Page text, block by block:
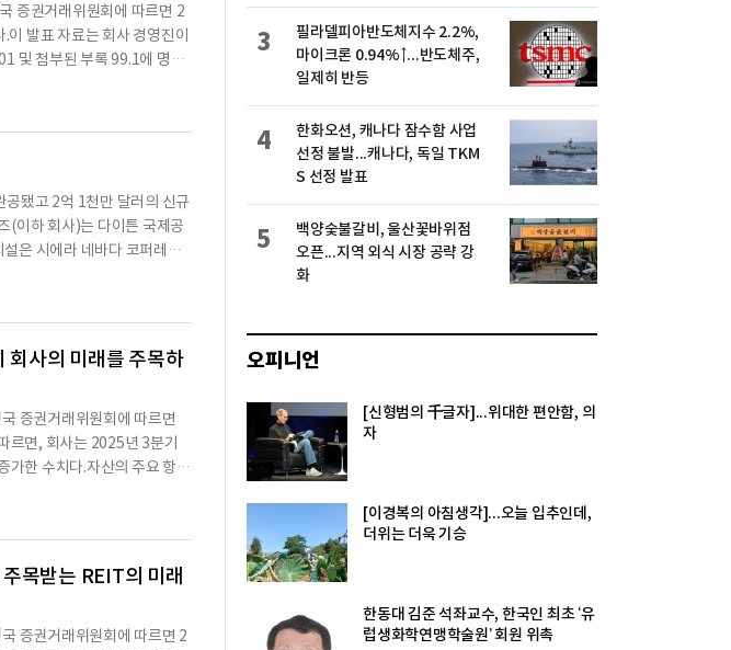
에서 차별화된 장기 전략과
라고 밝혔다.2025년 기준으
달러는 맞춤형 개발, 9,000만
증권거래위원회에 따르면 2
발표 자료는 회사 경영진이
및 첨부된 부록 99.1에 명시
포함되지 않는다. 2025년 12
는 2025년과 2026년의 가이
등 여러 위험 요소에 영향을
소'에서 설명되어 있으며, S
From Operations, AFF
의 AFFO가 예상된다.또한, 2
러에서 6억 2천 5백만 달러
됐고 2억 1천만 달러의 신규
(이하 회사)는 다이튼 국제공
은 시에라 네바다 코퍼레이
으로 증가할 예정이다.두 번
데미 스포츠를 위한 두 개의
로, 2026년 3분기와 4분기에
.진행 중 소매 속성으로는 7
안정화될 예정이다. 임대
는 1,613, 남은 투자는 395,
제곱피트로 2025년 7월에
다. 총 프로젝트 투자액은 9,
회사의 미래를 주목하
증권거래위원회에 따르면
르면, 회사는 2025년 3분기
한 수치다.자산의 주요 항목
다.자본금은 30억 1,242만
만 달러로, 2024년 3분기
는 2025년 3분기 동안 1억 1,
영 비용은 6,341만 달러로, 2
의 자산을 인수했으며, 이는
4,230만 달러의 매각 이익
목받는 REIT의 미래
증권거래위원회에 따르면 2
필라델피아반도체지수 2.2%,
마이크론 0.94%↑...반도체주,
일제히 반등
3
한화오션, 캐나다 잠수함 사업
선정 불발...캐나다, 독일 TKM
S 선정 발표
4
백양숯불갈비, 울산꽃바위점
오픈...지역 외식 시장 공략 강
화
5
오피니언
[신형범의 千글자]...위대한 편안함, 의
자
[이경복의 아침생각]...오늘 입추인데,
더위는 더욱 기승
한동대 김준 석좌교수, 한국인 최초 ‘유
럽생화학연맹학술원’ 회원 위촉